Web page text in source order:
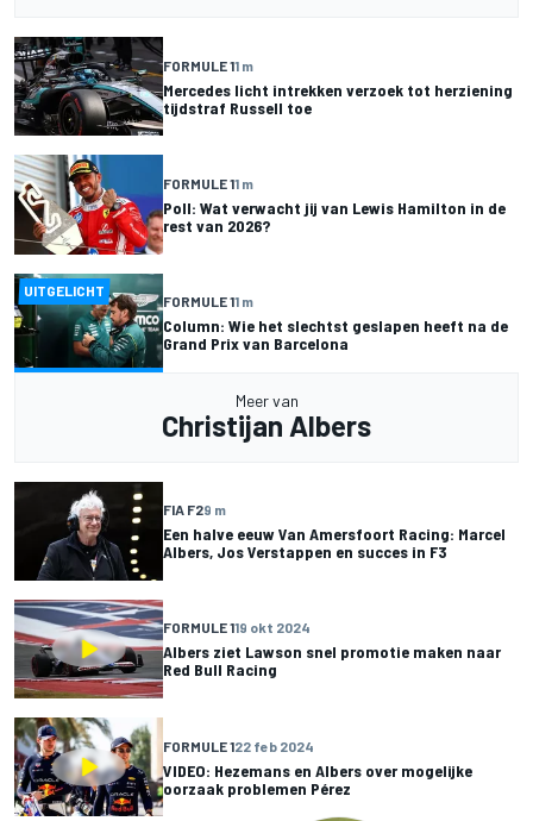
FORMULE 11 m
Mercedes licht intrekken verzoek tot herziening
tijdstraf Russell toe
FORMULE 11 m
Poll: Wat verwacht jij van Lewis Hamilton in de
rest van 2026?
UITGELICHT
FORMULE 11 m
Column: Wie het slechtst geslapen heeft na de
Grand Prix van Barcelona
Meer van
Christijan Albers
FIA F29 m
Een halve eeuw Van Amersfoort Racing: Marcel
Albers, Jos Verstappen en succes in F3
FORMULE 119 okt 2024
Albers ziet Lawson snel promotie maken naar
Red Bull Racing
FORMULE 122 feb 2024
VIDEO: Hezemans en Albers over mogelijke
oorzaak problemen Pérez